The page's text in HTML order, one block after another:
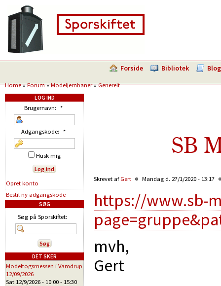
Forside Bibliotek Blog
Home»Forum»Modeljernbaner»Generelt
SB
Skrevet af Gert Mandag d. 27/1/2020 - 13:17
https://www.sb-
mvh,
Gert
LOG IND
Brugernavn: *
Adgangskode: *
Husk mig
Opret konto
Bestil ny adgangskode
SØG
Søg på Sporskiftet:
DET SKER
Modeltogsmessen i Vamdrup
12/09/2026
Sat 12/9/2026 - 10:00 - 15:30